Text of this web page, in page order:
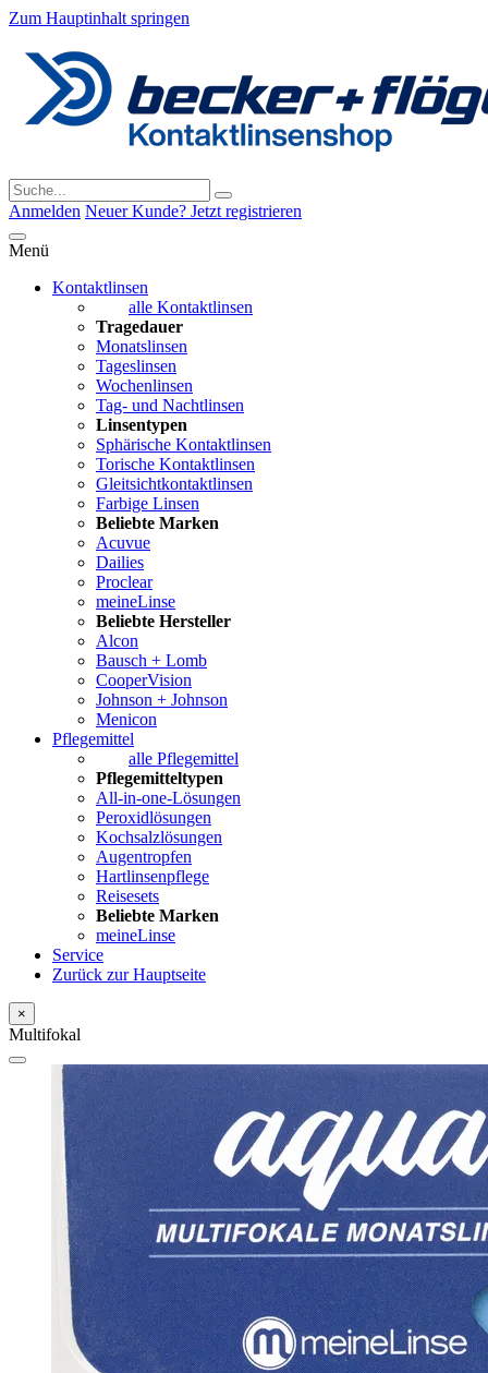
Zum Hauptinhalt springen
Anmelden Neuer Kunde? Jetzt registrieren
Menü
Kontaktlinsen
alle Kontaktlinsen
Tragedauer
Monatslinsen
Tageslinsen
Wochenlinsen
Tag- und Nachtlinsen
Linsentypen
Sphärische Kontaktlinsen
Torische Kontaktlinsen
Gleitsichtkontaktlinsen
Farbige Linsen
Beliebte Marken
Acuvue
Dailies
Proclear
meineLinse
Beliebte Hersteller
Alcon
Bausch + Lomb
CooperVision
Johnson + Johnson
Menicon
Pflegemittel
alle Pflegemittel
Pflegemitteltypen
All-in-one-Lösungen
Peroxidlösungen
Kochsalzlösungen
Augentropfen
Hartlinsenpflege
Reisesets
Beliebte Marken
meineLinse
Service
Zurück zur Hauptseite
×
Multifokal